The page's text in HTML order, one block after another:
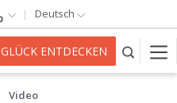
Deutsch
GLÜCK ENTDECKEN
Video